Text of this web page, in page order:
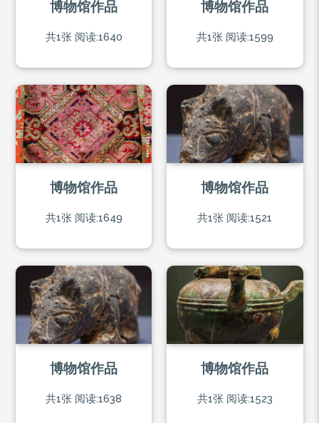
博物馆作品
共1张 阅读:1640
博物馆作品
共1张 阅读:1599
博物馆作品
共1张 阅读:1649
博物馆作品
共1张 阅读:1521
博物馆作品
共1张 阅读:1638
博物馆作品
共1张 阅读:1523